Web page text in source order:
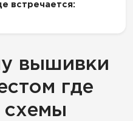
встречается:
вышивки
где
схемы